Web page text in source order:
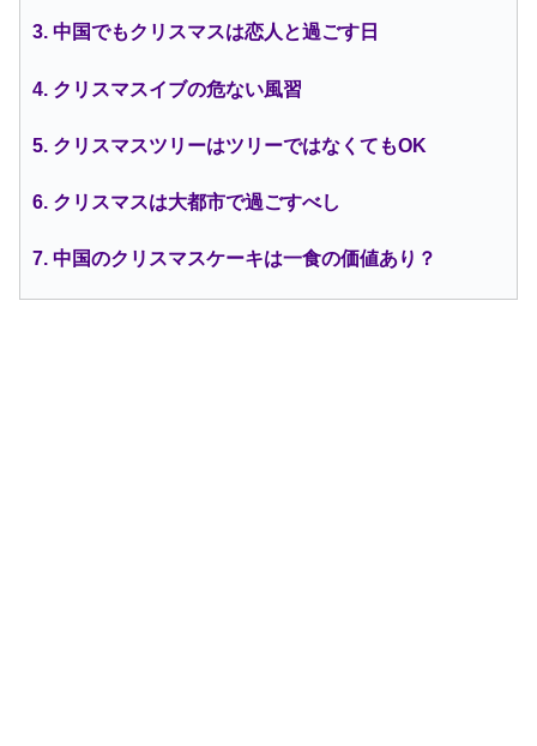
3. 中国でもクリスマスは恋人と過ごす日
4. クリスマスイブの危ない風習
5. クリスマスツリーはツリーではなくてもOK
6. クリスマスは大都市で過ごすべし
7. 中国のクリスマスケーキは一食の価値あり？